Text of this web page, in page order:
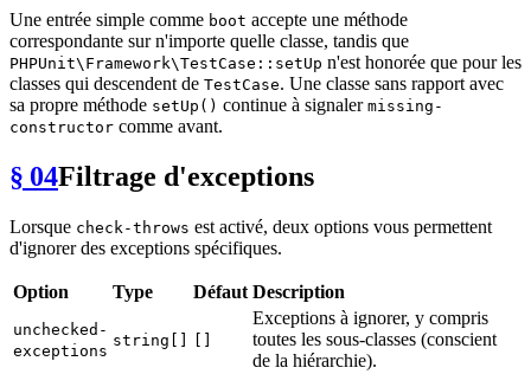
Une entrée simple comme boot accepte une méthode
correspondante sur n'importe quelle classe, tandis que
PHPUnit\Framework\TestCase::setUp n'est honorée que pour les
classes qui descendent de TestCase. Une classe sans rapport avec
sa propre méthode setUp() continue à signaler missing-
constructor comme avant.
§ 04Filtrage d'exceptions
Lorsque check-throws est activé, deux options vous permettent
d'ignorer des exceptions spécifiques.
Option Type Défaut Description
unchecked-
exceptions
string[]
Exceptions à ignorer, y compris
toutes les sous-classes (conscient
de la hiérarchie).